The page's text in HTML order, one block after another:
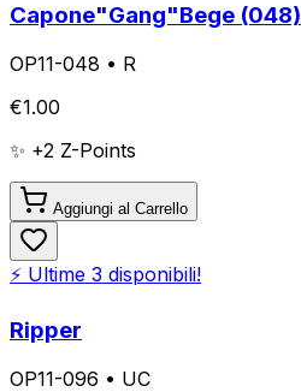
Capone"Gang"Bege (048)
OP11-048 • R
€1.00
✨ +2 Z-Points
Aggiungi al Carrello
⚡ Ultime 3 disponibili!
Ripper
OP11-096 • UC